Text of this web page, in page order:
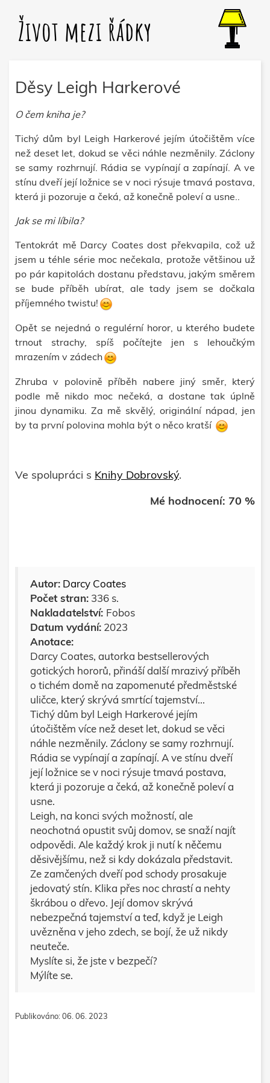
Život mezi řádky
Děsy Leigh Harkerové
O čem kniha je?
Tichý dům byl Leigh Harkerové jejím útočištěm více
než deset let, dokud se věci náhle nezměnily. Záclony
se samy rozhrnují. Rádia se vypínají a zapínají. A ve
stínu dveří její ložnice se v noci rýsuje tmavá postava,
která ji pozoruje a čeká, až konečně poleví a usne..
Jak se mi líbila?
Tentokrát mě Darcy Coates dost překvapila, což už
jsem u téhle série moc nečekala, protože většinou už
po pár kapitolách dostanu představu, jakým směrem
se bude příběh ubírat, ale tady jsem se dočkala
příjemného twistu!
Opět se nejedná o regulérní horor, u kterého budete
trnout strachy, spíš počítejte jen s lehoučkým
mrazením v zádech
Zhruba v polovině příběh nabere jiný směr, který
podle mě nikdo moc nečeká, a dostane tak úplně
jinou dynamiku. Za mě skvělý, originální nápad, jen
by ta první polovina mohla být o něco kratší
Ve spolupráci s Knihy Dobrovský.
Mé hodnocení: 70 %
Autor: Darcy Coates
Počet stran: 336 s.
Nakladatelství: Fobos
Datum vydání: 2023
Anotace:
Darcy Coates, autorka bestsellerových
gotických hororů, přináší další mrazivý příběh
o tichém domě na zapomenuté předměstské
uličce, který skrývá smrtící tajemství...
Tichý dům byl Leigh Harkerové jejím
útočištěm více než deset let, dokud se věci
náhle nezměnily. Záclony se samy rozhrnují.
Rádia se vypínají a zapínají. A ve stínu dveří
její ložnice se v noci rýsuje tmavá postava,
která ji pozoruje a čeká, až konečně poleví a
usne.
Leigh, na konci svých možností, ale
neochotná opustit svůj domov, se snaží najít
odpovědi. Ale každý krok ji nutí k něčemu
děsivějšímu, než si kdy dokázala představit.
Ze zamčených dveří pod schody prosakuje
jedovatý stín. Klika přes noc chrastí a nehty
škrábou o dřevo. Její domov skrývá
nebezpečná tajemství a teď, když je Leigh
uvězněna v jeho zdech, se bojí, že už nikdy
neuteče.
Myslíte si, že jste v bezpečí?
Mýlíte se.
Publikováno: 06. 06. 2023